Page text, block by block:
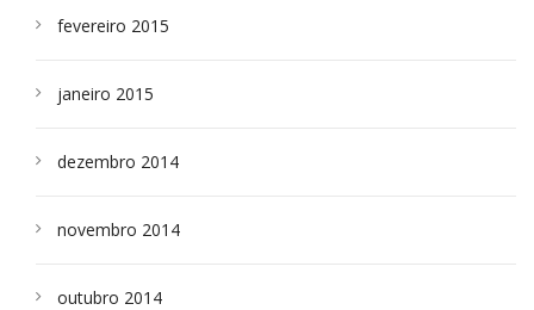
fevereiro 2015
janeiro 2015
dezembro 2014
novembro 2014
outubro 2014